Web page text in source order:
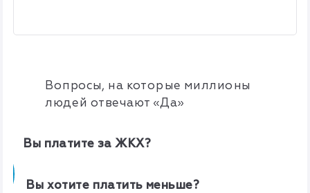
Вопросы, на которые миллионы
людей отвечают «Да»
Вы платите за ЖКХ?
Вы хотите платить меньше?